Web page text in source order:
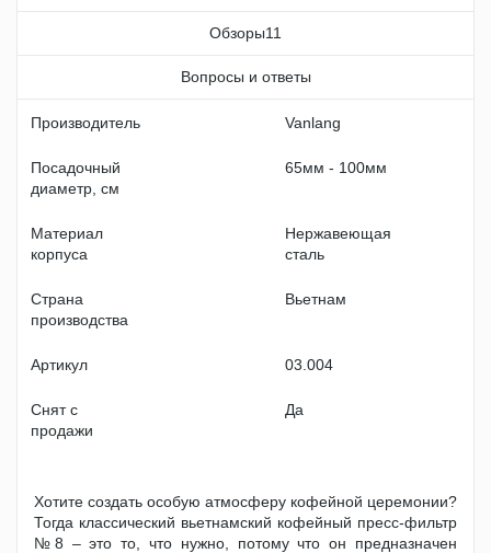
Обзоры11
Вопросы и ответы
Производитель Vanlang
Посадочный
диаметр, см
65мм - 100мм
Материал
корпуса
Нержавеющая
сталь
Страна
производства
Вьетнам
Артикул 03.004
Снят с
продажи
Да
Хотите создать особую атмосферу кофейной церемонии?
Тогда классический вьетнамский кофейный пресс-фильтр
№8 – это то, что нужно, потому что он предназначен